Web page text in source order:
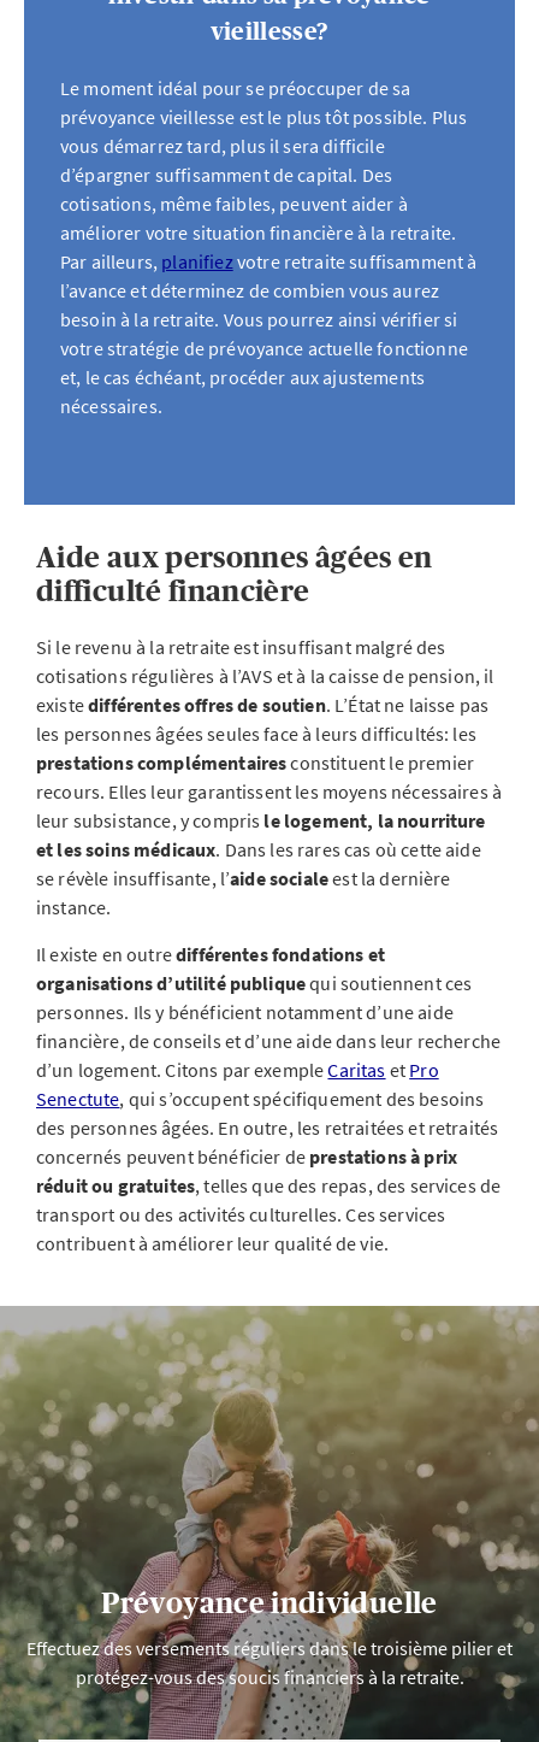
vieillesse?
Le moment idéal pour se préoccuper de sa
prévoyance vieillesse est le plus tôt possible. Plus
vous démarrez tard, plus il sera difficile
d’épargner suffisamment de capital. Des
cotisations, même faibles, peuvent aider à
améliorer votre situation financière à la retraite.
Par ailleurs, planifiezvotre retraite suffisamment à
l’avance et déterminez de combien vous aurez
besoin à la retraite. Vous pourrez ainsi vérifier si
votre stratégie de prévoyance actuelle fonctionne
et, le cas échéant, procéder aux ajustements
nécessaires.
Aide aux personnes âgées en
difficulté financière
Si le revenu à la retraite est insuffisant malgré des
cotisations régulières à l’AVS et à la caisse de pension, il
existedifférentes offres de soutien. L’État ne laisse pas
les personnes âgées seules face à leurs difficultés: les
prestations complémentairesconstituent le premier
recours. Elles leur garantissent les moyens nécessaires à
leur subsistance, y compris le logement, la nourriture
et les soins médicaux. Dans les rares cas où cette aide
se révèle insuffisante, l’aide socialeest la dernière
instance.
Il existe en outredifférentes fondations et
organisations d’utilité publiquequi soutiennent ces
personnes. Ils y bénéficient notamment d’une aide
financière, de conseils et d’une aide dans leur recherche
d’un logement. Citons par exempleCaritas et Pro
Senectute, qui s’occupent spécifiquement des besoins
des personnes âgées. En outre, les retraitées et retraités
concernés peuvent bénéficier deprestations à prix
réduit ou gratuites, telles que des repas, des services de
transport ou des activités culturelles. Ces services
contribuent à améliorer leur qualité de vie.
Prévoyance individuelle
Effectuez des versements réguliers dans le troisième pilier et
protégez-vous des soucis financiers à la retraite.